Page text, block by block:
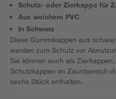
Schutz- oder Zierkappe für
Aus weichem PVC
In Schwarz
Diese Gummikappen aus
werden zum Schutz vor
Sie können auch als
Schutzkappen im Zaunbereich
sechs Stück enthalten.